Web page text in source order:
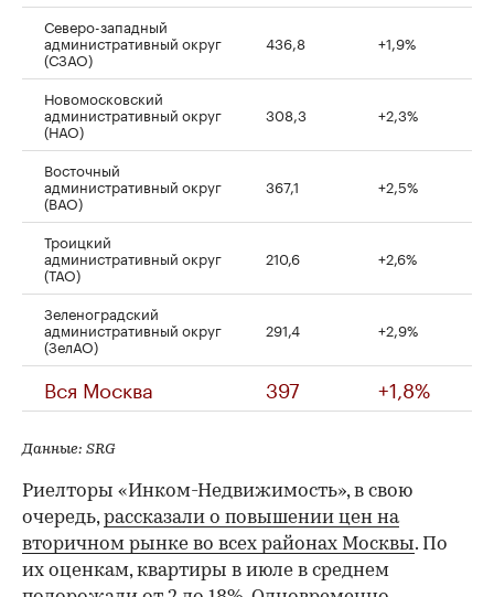
Северо-западный
административный округ
(СЗАО)
436,8 +1,9%
Новомосковский
административный округ
(НАО)
308,3 +2,3%
Восточный
административный округ
(ВАО)
367,1 +2,5%
Троицкий
административный округ
(ТАО)
210,6 +2,6%
Зеленоградский
административный округ
(ЗелАО)
291,4 +2,9%
Вся Москва 397 +1,8%
Данные: SRG
Риелторы «Инком-Недвижимость», в свою
очередь,рассказали о повышении цен на
вторичном рынке во всех районах Москвы. По
их оценкам, квартиры в июле в среднем